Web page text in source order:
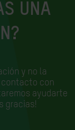
UNA
y no la
contacto con
ayudarte
gracias!